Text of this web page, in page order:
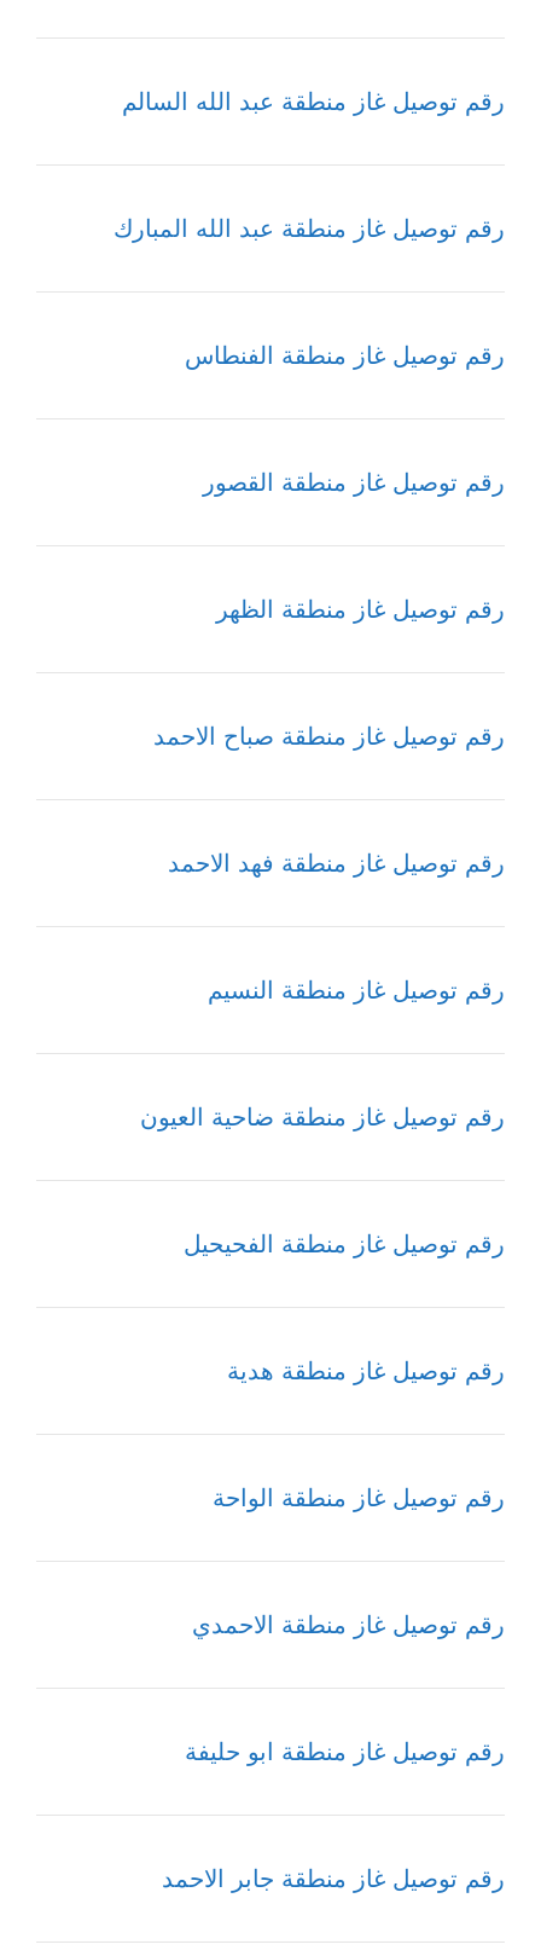
رقم توصيل غاز منطقة عبد الله السالم
رقم توصيل غاز منطقة عبد الله المبارك
رقم توصيل غاز منطقة الفنطاس
رقم توصيل غاز منطقة القصور
رقم توصيل غاز منطقة الظهر
رقم توصيل غاز منطقة صباح الاحمد
رقم توصيل غاز منطقة فهد الاحمد
رقم توصيل غاز منطقة النسيم
رقم توصيل غاز منطقة ضاحية العيون
رقم توصيل غاز منطقة الفحيحيل
رقم توصيل غاز منطقة هدية
رقم توصيل غاز منطقة الواحة
رقم توصيل غاز منطقة الاحمدي
رقم توصيل غاز منطقة ابو حليفة
رقم توصيل غاز منطقة جابر الاحمد